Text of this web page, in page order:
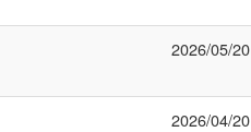
2026/05/20
2026/04/20